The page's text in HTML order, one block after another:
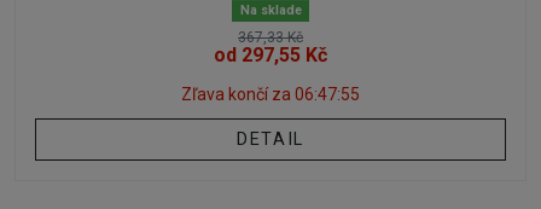
Na sklade
367,33 Kč
od 297,55 Kč
Zľava končí za 06:47:54
DETAIL